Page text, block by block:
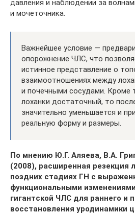
давления и наблюдении за
и мочеточника.
Важнейшее условие —
опорожнение ЧЛС, что
истинное представление о
взаимоотношениях между
и почечными сосудами. Кроме
лоханки достаточный, то
значительно уменьшается и
реальную форму и размеры.
По мнению Ю.Г. Аляева, В.А.
(2008), расширенная резекция
поздних стадиях ГН с
функциональными
гигантской ЧЛС для раннего и
восстановления уродинамики